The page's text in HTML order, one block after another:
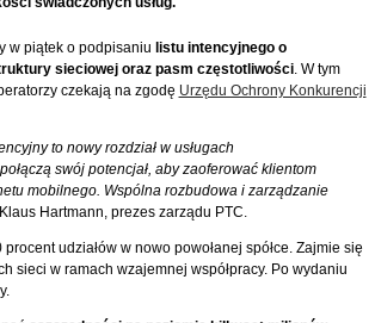
w piątek o podpisaniu listu intencyjnego o
sieciowej oraz pasm częstotliwości. W tym
czekają na zgodę Urzędu Ochrony Konkurencji
to nowy rozdział w usługach
swój potencjał, aby zaoferować klientom
mobilnego. Wspólna rozbudowa i zarządzanie
Hartmann, prezes zarządu PTC.
udziałów w nowo powołanej spółce. Zajmie się
sieci w ramach wzajemnej współpracy. Po wydaniu